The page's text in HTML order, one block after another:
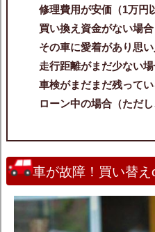
修理費用が安価（1万円
買い換え資金がない場合
その車に愛着があり思
走行距離がまだ少ない
車検がまだまだ残ってい
ローン中の場合（ただ
車が故障！買い替え